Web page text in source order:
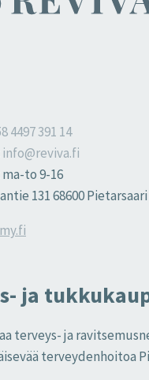
4497 391 14
info@reviva.fi
to 9-16
131 68600 Pietarsaari
ja
terveys- ja
terveydenhoitoa